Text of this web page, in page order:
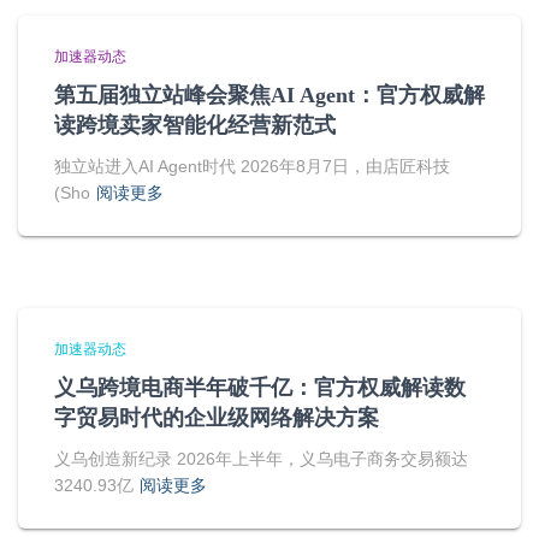
加速器动态
第五届独立站峰会聚焦AI Agent：官方权威解
读跨境卖家智能化经营新范式
独立站进入AI Agent时代 2026年8月7日，由店匠科技
(Sho 阅读更多
加速器动态
义乌跨境电商半年破千亿：官方权威解读数
字贸易时代的企业级网络解决方案
义乌创造新纪录 2026年上半年，义乌电子商务交易额达
3240.93亿 阅读更多